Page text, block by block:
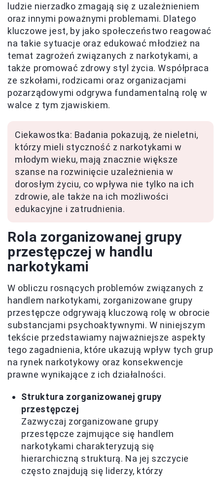
ludzie nierzadko zmagają się z uzależnieniem
oraz innymi poważnymi problemami. Dlatego
kluczowe jest, by jako społeczeństwo reagować
na takie sytuacje oraz edukować młodzież na
temat zagrożeń związanych z narkotykami, a
także promować zdrowy styl życia. Współpraca
ze szkołami, rodzicami oraz organizacjami
pozarządowymi odgrywa fundamentalną rolę w
walce z tym zjawiskiem.
Ciekawostka: Badania pokazują, że nieletni,
którzy mieli styczność z narkotykami w
młodym wieku, mają znacznie większe
szanse na rozwinięcie uzależnienia w
dorosłym życiu, co wpływa nie tylko na ich
zdrowie, ale także na ich możliwości
edukacyjne i zatrudnienia.
Rola zorganizowanej grupy
przestępczej w handlu
narkotykami
W obliczu rosnących problemów związanych z
handlem narkotykami, zorganizowane grupy
przestępcze odgrywają kluczową rolę w obrocie
substancjami psychoaktywnymi. W niniejszym
tekście przedstawiamy najważniejsze aspekty
tego zagadnienia, które ukazują wpływ tych grup
na rynek narkotykowy oraz konsekwencje
prawne wynikające z ich działalności.
Struktura zorganizowanej grupy
przestępczej
Zazwyczaj zorganizowane grupy
przestępcze zajmujące się handlem
narkotykami charakteryzują się
hierarchiczną strukturą. Na jej szczycie
często znajdują się liderzy, którzy